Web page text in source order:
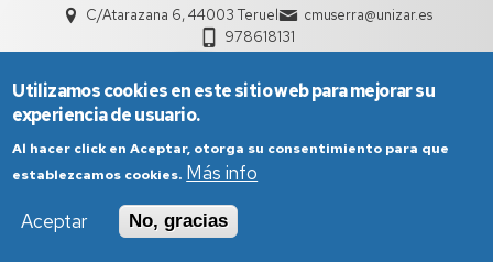
C/Atarazana 6, 44003 Teruel
cmuserra@unizar.es
978618131
Aviso Legal
Condiciones generales de uso
Política de Privacidad
Utilizamos cookies en este sitio web para mejorar su
experiencia de usuario.
Al hacer click en Aceptar, otorga su consentimiento para que
establezcamos cookies. Más info
Aceptar
No, gracias